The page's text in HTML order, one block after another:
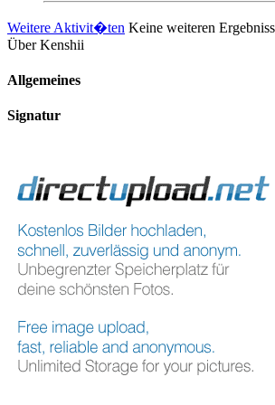
Weitere Aktivit�ten Keine weiteren
Über Kenshii
Allgemeines
Signatur